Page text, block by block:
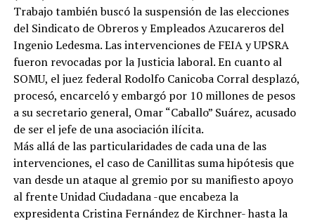
Trabajo también buscó la suspensión de las elecciones
del Sindicato de Obreros y Empleados Azucareros del
Ingenio Ledesma. Las intervenciones de FEIA y UPSRA
fueron revocadas por la Justicia laboral. En cuanto al
SOMU, el juez federal Rodolfo Canicoba Corral desplazó,
procesó, encarceló y embargó por 10 millones de pesos
a su secretario general, Omar “Caballo” Suárez, acusado
de ser el jefe de una asociación ilícita.
Más allá de las particularidades de cada una de las
intervenciones, el caso de Canillitas suma hipótesis que
van desde un ataque al gremio por su manifiesto apoyo
al frente Unidad Ciudadana -que encabeza la
expresidenta Cristina Fernández de Kirchner- hasta la